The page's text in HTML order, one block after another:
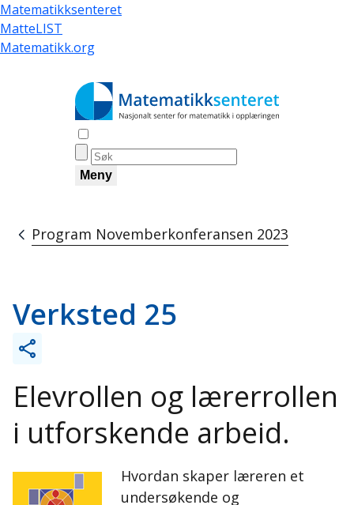
Hopp
til
hovedinnhold
Matematikksenteret
MatteLIST
Matematikk.org
Meny
Navigasjonssti
Program Novemberkonferansen 2023
Verksted 25
Elevrollen og lærerrollen
i utforskende arbeid.
Hvordan skaper læreren et
undersøkende og